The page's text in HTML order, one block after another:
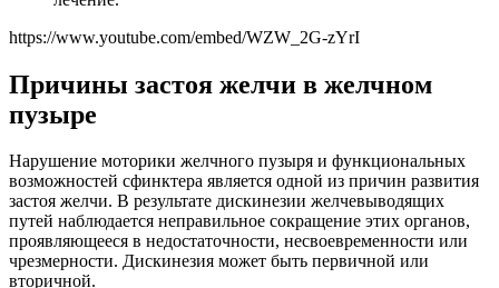
https://www.youtube.com/embed/WZW_2G-zYrI
Причины застоя желчи в желчном
пузыре
Нарушение моторики желчного пузыря и функциональных
возможностей сфинктера является одной из причин развития
застоя желчи. В результате дискинезии желчевыводящих
путей наблюдается неправильное сокращение этих органов,
проявляющееся в недостаточности, несвоевременности или
чрезмерности. Дискинезия может быть первичной или
вторичной.